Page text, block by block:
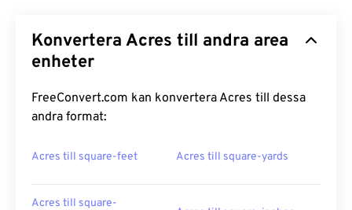
Konvertera Acres till andra area
enheter
FreeConvert.com kan konvertera Acres till dessa
andra format:
Acres till square-feet Acres till square-yards
Acres till square-